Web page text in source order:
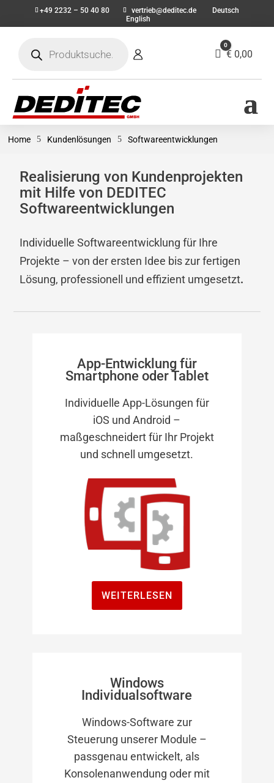
+49 2232 – 50 40 80 vertrieb@deditec.de
Deutsch
English
search
Warenkorb
0
€ 0,00
Home 5 Kundenlösungen 5 Softwareentwicklungen
Realisierung von Kundenprojekten
mit Hilfe von DEDITEC
Softwareentwicklungen
Individuelle Softwareentwicklung für Ihre
Projekte – von der ersten Idee bis zur fertigen
Lösung, professionell und effizient umgesetzt.
App-Entwicklung für
Smartphone oder Tablet
Individuelle App-Lösungen für
iOS und Android –
maßgeschneidert für Ihr Projekt
und schnell umgesetzt.
WEITERLESEN
Windows
Individualsoftware
Windows-Software zur
Steuerung unserer Module –
passgenau entwickelt, als
Konsolenanwendung oder mit